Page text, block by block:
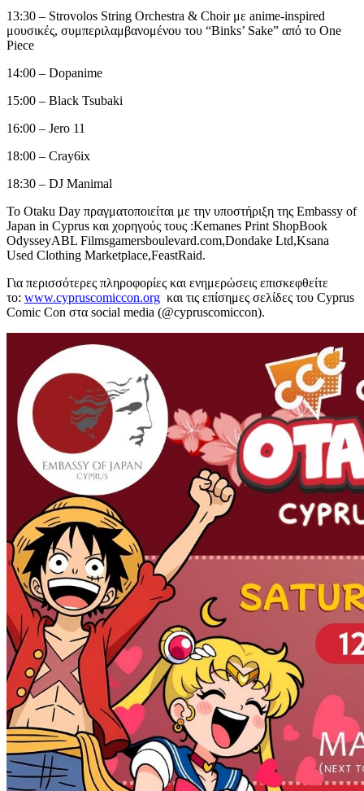
13:30 – Strovolos String Orchestra & Choir με anime-inspired
μουσικές, συμπεριλαμβανομένου του “Binks’ Sake” από το One
Piece
14:00 – Dopanime
15:00 – Black Tsubaki
16:00 – Jero 11
18:00 – Cray6ix
18:30 – DJ Manimal
Το Otaku Day πραγματοποιείται με την υποστήριξη της Embassy of
Japan in Cyprus και χορηγούς τους :Kemanes Print ShopBook
OdysseyABL Filmsgamersboulevard.com,Dondake Ltd,Ksana
Used Clothing Marketplace,FeastRaid.
Για περισσότερες πληροφορίες και ενημερώσεις επισκεφθείτε
το: www.cypruscomiccon.org και τις επίσημες σελίδες του Cyprus
Comic Con στα social media (@cypruscomiccon).